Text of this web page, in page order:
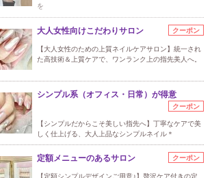
を
大人女性向けこだわりサロン クーポン
【大人女性のための上質ネイルケアサロン】統一され
た高技術＆上質ケアで、ワンランク上の指先美人へ。
シンプル系（オフィス・日常）が得意
クーポン
【シンプルだからこそ美しい指先へ】丁寧なケアで美
しく仕上げる、大人上品なシンプルネイル＊
定額メニューのあるサロン クーポン
【定額シンプルデザインご用意♪】贅沢ケア付きの定